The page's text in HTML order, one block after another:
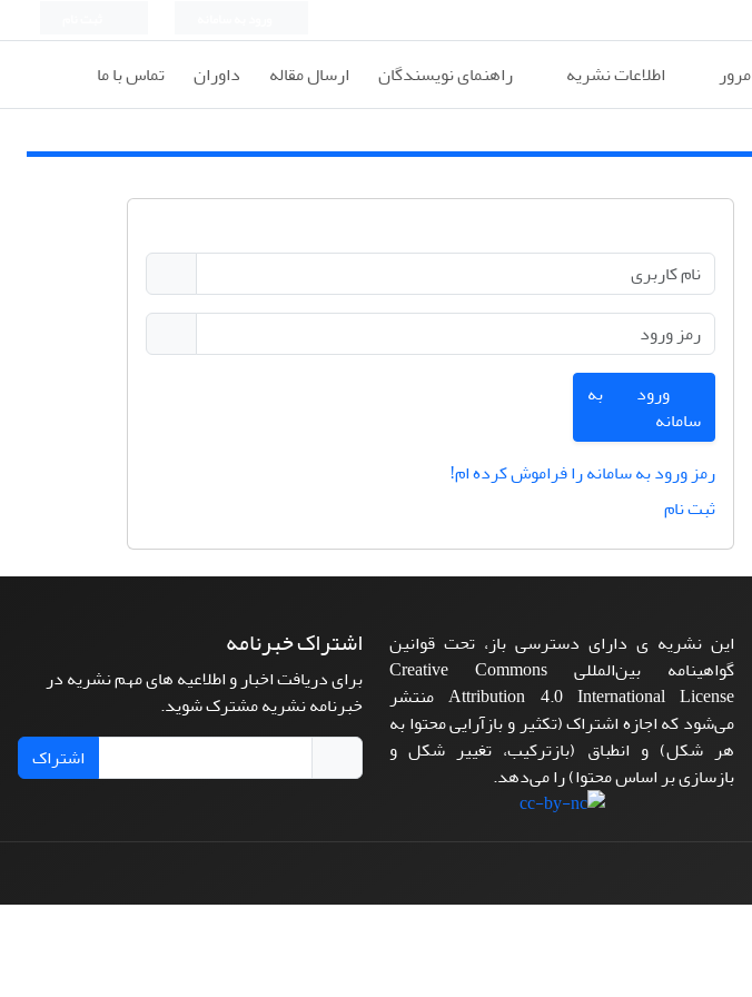
مرور اطلاعات نشریه راهنمای نویسندگان ارسال مقاله داوران تماس با ما
ورود به
سامانه
رمز ورود به سامانه را فراموش کرده ام!
ثبت نام
این نشریه ی دارای دسترسی باز، تحت قوانین
گواهینامه بین‌المللی Creative Commons
Attribution 4.0 International License منتشر
می‌شود که اجازه اشتراک (تکثیر و بازآرایی محتوا به
هر شکل) و انطباق (بازترکیب، تغییر شکل و
بازسازی بر اساس محتوا) را می‌دهد.
اشتراک خبرنامه
برای دریافت اخبار و اطلاعیه های مهم نشریه در
خبرنامه نشریه مشترک شوید.
اشتراک